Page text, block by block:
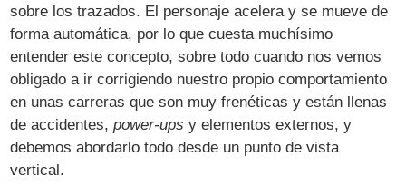
sobre los trazados. El personaje acelera y se mueve de
forma automática, por lo que cuesta muchísimo
entender este concepto, sobre todo cuando nos vemos
obligado a ir corrigiendo nuestro propio comportamiento
en unas carreras que son muy frenéticas y están llenas
de accidentes,power-ups y elementos externos, y
debemos abordarlo todo desde un punto de vista
vertical.